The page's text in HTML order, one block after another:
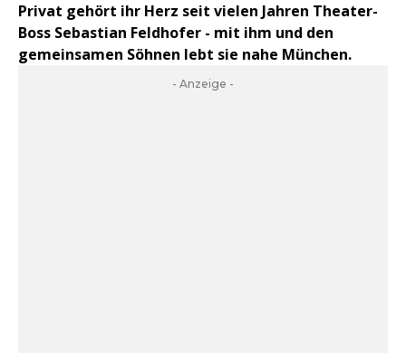
Privat gehört ihr Herz seit vielen Jahren Theater-
Boss Sebastian Feldhofer - mit ihm und den
gemeinsamen Söhnen lebt sie nahe München.
- Anzeige -